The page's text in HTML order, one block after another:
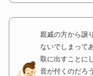
親戚の方から譲
ないでしまって
取に出すことに
音が付くのだろ